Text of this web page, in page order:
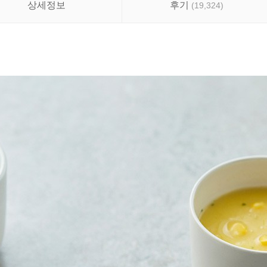
상세정보 후기 (19,324)